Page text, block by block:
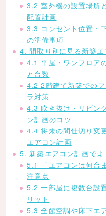
3.2 室外機の設置場所
配置計画
3.3 コンセント位置・
の準備事項
4. 間取り別に見る新築
4.1 平屋・ワンフロア
と台数
4.2 2階建て新築での
ラ対策
4.3 吹き抜け・リビン
ン計画のコツ
4.4 将来の間仕切り変
エアコン計画
5. 新築エアコン計画で
5.1 「エアコンは何台
注意点
5.2 一部屋に複数台設
リット
5.3 全館空調や床下エ